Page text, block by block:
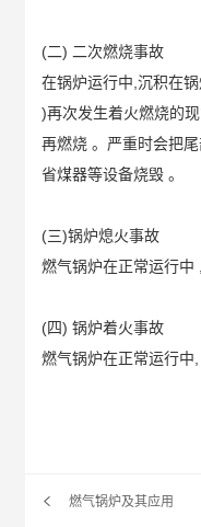
(二) 二次燃烧事故
在锅炉运行中,沉积在
)再次发生着火燃烧的
再燃烧 。严重时会把
省煤器等设备烧毁 。
(三)锅炉熄火事故
燃气锅炉在正常运行中
(四) 锅炉着火事故
燃气锅炉在正常运行中
燃气锅炉及其应用